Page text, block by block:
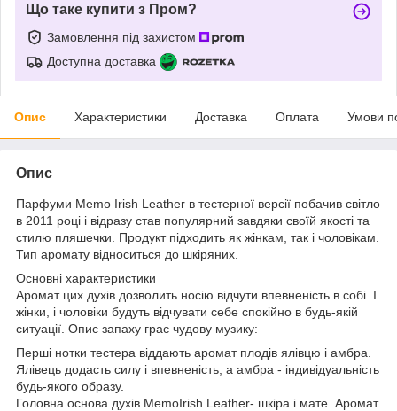
Що таке купити з Пром?
Замовлення під захистом
Доступна доставка
Опис Характеристики Доставка Оплата Умови
Опис
Парфуми Memo Irish Leather в тестерної версії побачив світло
в 2011 році і відразу став популярний завдяки своїй якості та
стилю пляшечки. Продукт підходить як жінкам, так і чоловікам.
Тип аромату відноситься до шкіряних.
Основні характеристики
Аромат цих духів дозволить носію відчути впевненість в собі. І
жінки, і чоловіки будуть відчувати себе спокійно в будь-якій
ситуації. Опис запаху грає чудову музику:
Перші нотки тестера віддають аромат плодів ялівцю і амбра.
Ялівець додасть силу і впевненість, а амбра - індивідуальність
будь-якого образу.
Головна основа духів MemoIrish Leather- шкіра і мате. Аромат